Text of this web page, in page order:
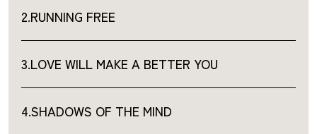
2.RUNNING FREE
3.LOVE WILL MAKE A BETTER YOU
4.SHADOWS OF THE MIND